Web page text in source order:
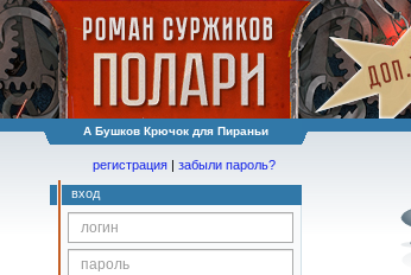
А Бушков Крючок для Пираньи
регистрация | забыли пароль?
вход